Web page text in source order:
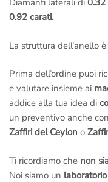
Diamanti laterali di 0.32
0.92 carati.
La struttura dell’anello
Prima dell’ordine puoi
e valutare insieme ai
addice alla tua idea di
un preventivo anche
Zaffiri del Ceylon o
Ti ricordiamo che non
Noi siamo un